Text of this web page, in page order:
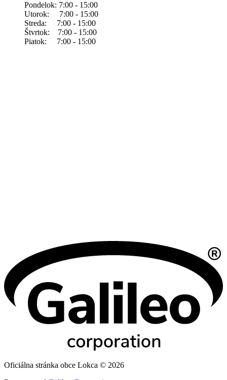
Pondelok: 7:00 - 15:00
Utorok: 7:00 - 15:00
Streda: 7:00 - 15:00
Štvrtok: 7:00 - 15:00
Piatok: 7:00 - 15:00
Oficiálna stránka obce Lokca © 2026